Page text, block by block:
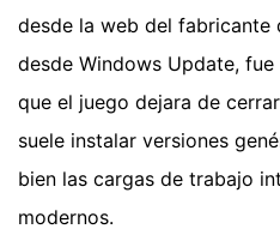
desde la web del fabricante
desde Windows Update,
que el juego dejara de
suele instalar versiones
bien las cargas de trabajo
modernos.